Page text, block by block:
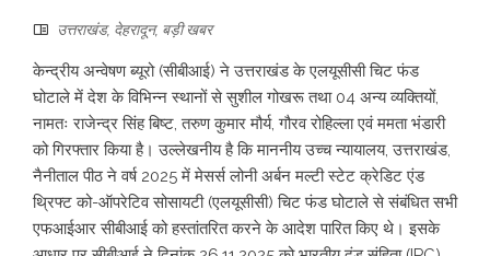
उत्तराखंड, देहरादून, बड़ी खबर
केन्द्रीय अन्वेषण ब्यूरो (सीबीआई) ने उत्तराखंड के एलयूसीसी चिट फंड
घोटाले में देश के विभिन्न स्थानों से सुशील गोखरू तथा 04 अन्य व्यक्तियों,
नामतः राजेन्द्र सिंह बिष्ट, तरुण कुमार मौर्य, गौरव रोहिल्ला एवं ममता भंडारी
को गिरफ्तार किया है। उल्लेखनीय है कि माननीय उच्च न्यायालय, उत्तराखंड,
नैनीताल पीठ ने वर्ष 2025 में मेसर्स लोनी अर्बन मल्टी स्टेट क्रेडिट एंड
थ्रिफ्ट को-ऑपरेटिव सोसायटी (एलयूसीसी) चिट फंड घोटाले से संबंधित सभी
एफआईआर सीबीआई को हस्तांतरित करने के आदेश पारित किए थे। इसके